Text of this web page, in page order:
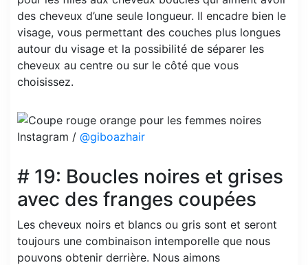
des cheveux d’une seule longueur. Il encadre bien le
visage, vous permettant des couches plus longues
autour du visage et la possibilité de séparer les
cheveux au centre ou sur le côté que vous
choisissez.
Instagram / @giboazhair
# 19: Boucles noires et grises
avec des franges coupées
Les cheveux noirs et blancs ou gris sont et seront
toujours une combinaison intemporelle que nous
pouvons obtenir derrière. Nous aimons